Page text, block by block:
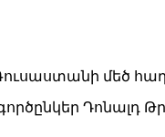
Դոնալդ